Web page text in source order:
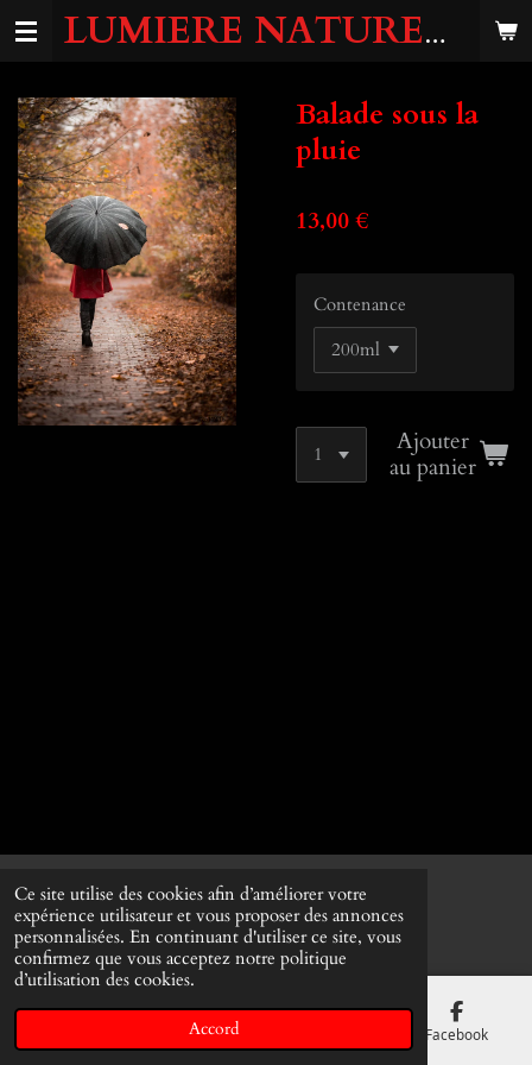
Ce site utilise des cookies afin d’améliorer votre
expérience utilisateur et vous proposer des annonces
personnalisées. En continuant d'utiliser ce site, vous
confirmez que vous acceptez notre politique
d’utilisation des cookies.
Accord
Passer
principal
LUMIERE NATURELLE
Balade sous la
pluie
13,00 €
Contenance
Ajouter
au panier
© 2022 - 2026 Lumiere Naturelle
Propulsé par Webador
Téléphone Facebook